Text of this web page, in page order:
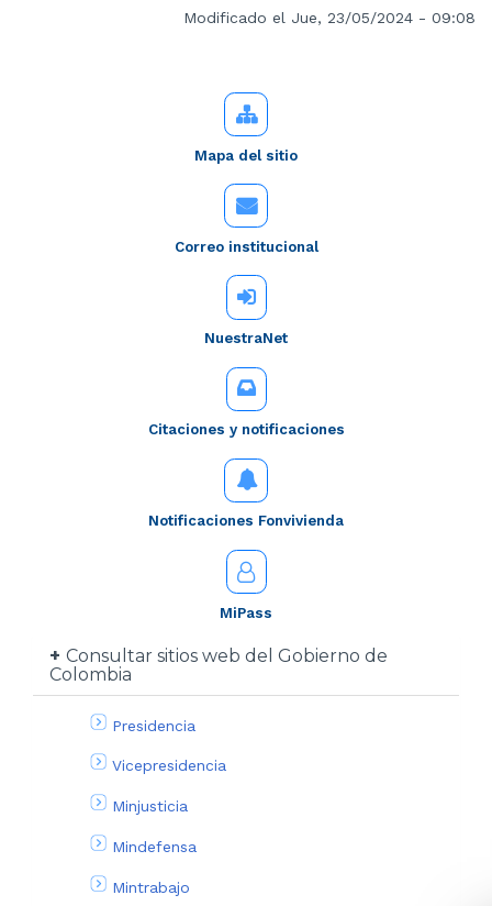
Modificado el Jue, 23/05/2024 - 09:08
Mapa del sitio
Correo institucional
NuestraNet
Citaciones y notificaciones
Notificaciones Fonvivienda
MiPass
Consultar sitios web del Gobierno de
Colombia
Presidencia
Vicepresidencia
Minjusticia
Mindefensa
Mintrabajo